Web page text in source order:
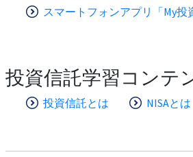
スマートフォンアプリ「My投
投資信託学習コンテ
投資信託とは NISAとは